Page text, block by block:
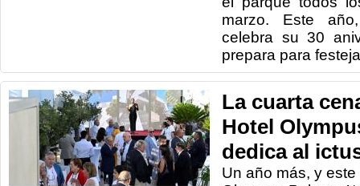
marzo. Este
celebra su 30
prepara para
La cuarta
Hotel
dedica al
Un año más, y